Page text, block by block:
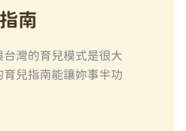
南
灣的育兒模式是很大
兒指南能讓妳事半功